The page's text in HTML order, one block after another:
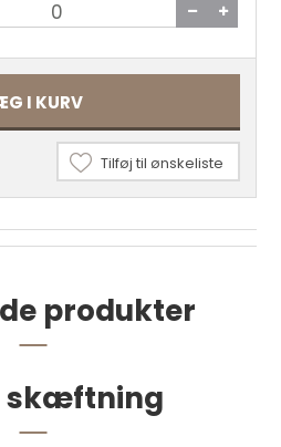
spids str. 4 25 stk.
I KURV
Tilføj til ønskeliste
produkter
skæftning